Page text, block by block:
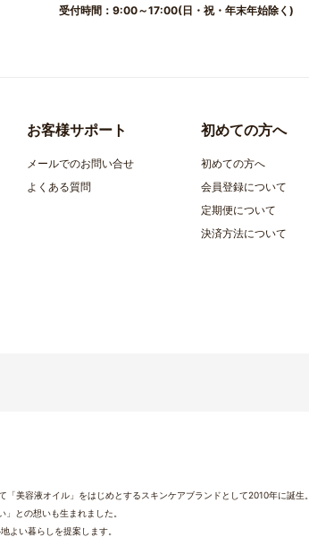
受付時間：9:00～17:00(日・祝・年末年始除く)
お客様サポート
メールでのお問い合せ
よくある質問
初めての方へ
初めての方へ
会員登録について
定期便について
決済方法について
美容液オイル」をはじめとするスキンケアブランドとして2010年に誕生。
との想いも生まれました。
よい暮らしを提案します。